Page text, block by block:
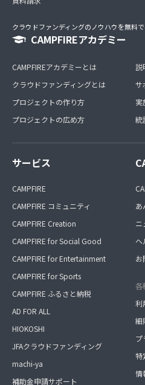
クラウドファンディングのノウハウを無料
CAMPFIREアカデミー
CAMPFIREアカデミーとは
クラウドファンディングとは
プロジェクトの作り方
プロジェクトの広め方
説
サ
実
統
サービス
CAMPFIRE
CAMPFIRE コミュニティ
CAMPFIRE Creation
CAMPFIRE for Social Good
CAMPFIRE for Entertainment
CAMPFIRE for Sports
CAMPFIRE ふるさと納税
AD FOR ALL
HIOKOSHI
JFAクラウドファンディング
machi-ya
補助金申請サポート
あ
ニ
ヘ
お
各
利
細
プ
特
情